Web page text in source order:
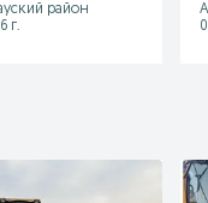
район
г.